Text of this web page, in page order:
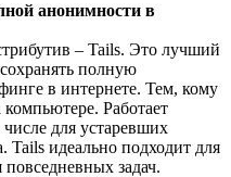
анонимности в
– Tails. Это лучший
полную
в интернете. Тем, кому
Работает
для устаревших
Tails идеально подходит для
задач.